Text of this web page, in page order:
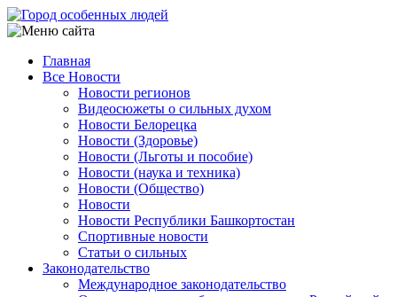
Перейти
к
содержанию
Main
navigation
Главная
Все Новости
Новости регионов
Видеосюжеты о сильных духом
Новости Белорецка
Новости (Здоровье)
Новости (Льготы и пособие)
Новости (наука и техника)
Новости (Общество)
Новости
Новости Республики Башкортостан
Спортивные новости
Статьи о сильных
Законодательство
Международное законодательство